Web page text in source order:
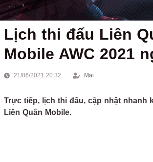
Lịch thi đấu Liên
Mobile AWC 2021
21/06/2021 20:32 Mai
Trực tiếp, lịch thi đấu, cập nhật nhanh
Liên Quân Mobile.